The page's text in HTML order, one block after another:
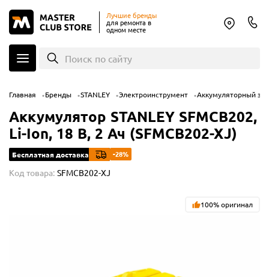
Лучшие бренды
для ремонта в
одном месте
Поиск по сайту
Главная Бренды STANLEY Электроинструмент Аккумуляторный
Аккумулятор STANLEY SFMCB202,
Li-Ion, 18 В, 2 Ач (SFMCB202-XJ)
Бесплатная доставка -28%
Код товара: SFMCB202-XJ
100% оригинал